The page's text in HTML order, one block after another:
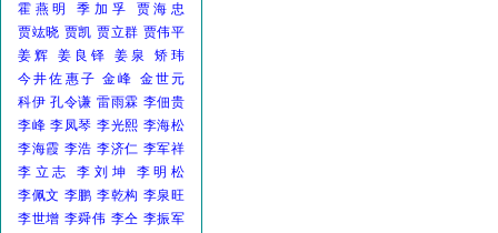
霍燕明
季加孚
贾海忠
贾竑晓 贾凯 贾立群 贾伟平
姜辉
姜良铎 姜泉
矫玮
今井佐惠子 金峰 金世元
科伊 孔令谦 雷雨霖 李佃贵
李峰 李凤琴 李光熙 李海松
李海霞 李浩 李济仁 李军祥
李立志
李刘坤
李明松
李佩文 李鹏 李乾构 李泉旺
李世增 李舜伟 李仝 李振军